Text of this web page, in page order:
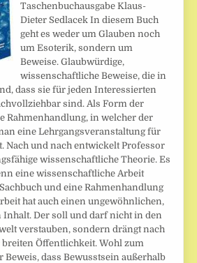
Taschenbuchausgabe Klaus-
Dieter Sedlacek In diesem Buch
geht es weder um Glauben noch
um Esoterik, sondern um
Beweise. Glaubwürdige,
wissenschaftliche Beweise, die in
dass sie für jeden Interessierten
sind. Als Form der
Rahmenhandlung, in welcher der
eine Lehrgangsveranstaltung für
Nach und nach entwickelt Professor
wissenschaftliche Theorie. Es
eine wissenschaftliche Arbeit
und eine Rahmenhandlung
hat auch einen ungewöhnlichen,
Inhalt. Der soll und darf nicht in den
verstauben, sondern drängt nach
breiten Öffentlichkeit. Wohl zum
Beweis, dass Bewusstsein außerhalb